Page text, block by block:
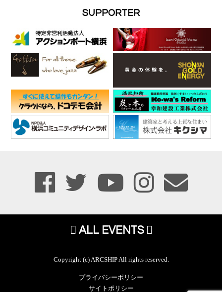
SUPPORTER
ALL EVENTS
Copyright (c) ARCSHIP All rights reserved.
プライバシーポリシー
サイトポリシー